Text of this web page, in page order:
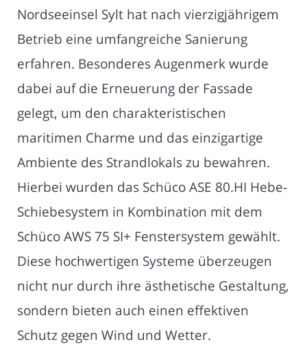
Nordseeinsel Sylt hat nach vierzigjährigem
Betrieb eine umfangreiche Sanierung
erfahren. Besonderes Augenmerk wurde
dabei auf die Erneuerung der Fassade
gelegt, um den charakteristischen
maritimen Charme und das einzigartige
Ambiente des Strandlokals zu bewahren.
Hierbei wurden das Schüco ASE 80.HI Hebe-
Schiebesystem in Kombination mit dem
Schüco AWS 75 SI+ Fenstersystem gewählt.
Diese hochwertigen Systeme überzeugen
nicht nur durch ihre ästhetische Gestaltung,
sondern bieten auch einen effektiven
Schutz gegen Wind und Wetter.